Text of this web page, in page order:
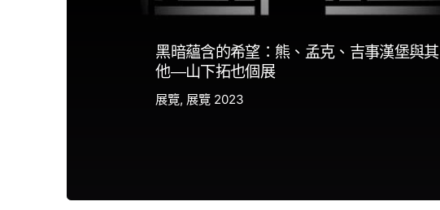
黑暗蘊含的希望：熊、孟克、吉事漢堡與其
他—山下拓也個展
展覽 展覽 2023